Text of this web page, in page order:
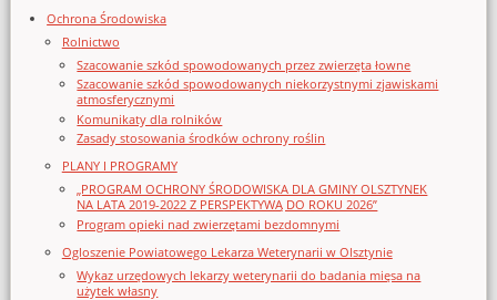
Ochrona Środowiska
Rolnictwo
Szacowanie szkód spowodowanych przez zwierzęta łowne
Szacowanie szkód spowodowanych niekorzystnymi zjawiskami
atmosferycznymi
Komunikaty dla rolników
Zasady stosowania środków ochrony roślin
PLANY I PROGRAMY
„PROGRAM OCHRONY ŚRODOWISKA DLA GMINY OLSZTYNEK
NA LATA 2019-2022 Z PERSPEKTYWĄ DO ROKU 2026”
Program opieki nad zwierzętami bezdomnymi
Ogloszenie Powiatowego Lekarza Weterynarii w Olsztynie
Wykaz urzędowych lekarzy weterynarii do badania mięsa na
użytek własny